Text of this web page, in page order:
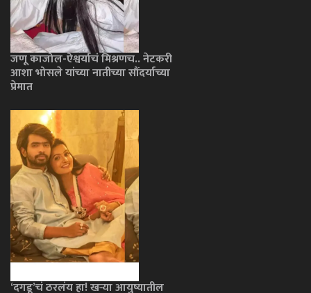
जणू काजोल-ऐश्वर्याचं मिश्रणच.. नेटकरी
आशा भोसले यांच्या नातीच्या सौंदर्याच्या
प्रेमात
‘दगडू’चं ठरलंय हा! खऱ्या आयुष्यातील